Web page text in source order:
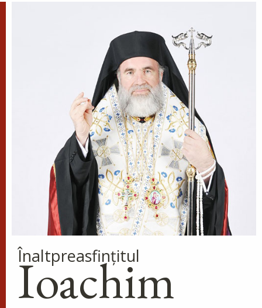
Domnului
Schimbarea la Față a
Mântuitorului Iisus Hristos este
unul din Praznicele împărătești ale Bisericii
Ortodoxe, sărbătorită la 6 august.
Sfântul Antonie de la
Optina
Doamne, ajută-mi să văd păcatele
mele; Doamne, dă-mi răbdare,
mărinimie şi blândeţe!
Sfântul Cuvios Mucenic
Dometie Persul
Cuviosul Dometie intrând într-o
peșteră, petrecea acolo săvârșind
multe minuni cu numele lui
Înaltpreasfinţitul
Ioachim